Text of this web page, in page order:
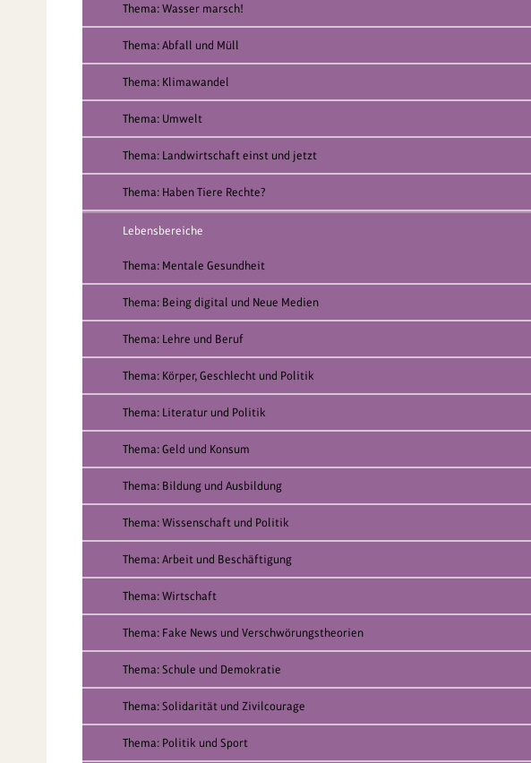
Thema: Wasser marsch!
Thema: Abfall und Müll
Thema: Klimawandel
Thema: Umwelt
Thema: Landwirtschaft einst und jetzt
Thema: Haben Tiere Rechte?
Lebensbereiche
Thema: Mentale Gesundheit
Thema: Being digital und Neue Medien
Thema: Lehre und Beruf
Thema: Körper, Geschlecht und Politik
Thema: Literatur und Politik
Thema: Geld und Konsum
Thema: Bildung und Ausbildung
Thema: Wissenschaft und Politik
Thema: Arbeit und Beschäftigung
Thema: Wirtschaft
Thema: Fake News und Verschwörungstheorien
Thema: Schule und Demokratie
Thema: Solidarität und Zivilcourage
Thema: Politik und Sport